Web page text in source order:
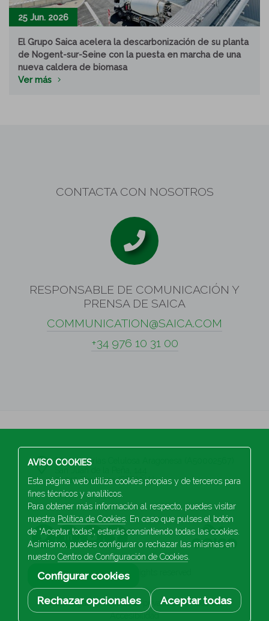
25 Jun. 2026
El Grupo Saica acelera la descarbonización de su planta
de Nogent-sur-Seine con la puesta en marcha de una
nueva caldera de biomasa
Ver más
CONTACTA CON NOSOTROS
RESPONSABLE DE COMUNICACIÓN Y
PRENSA DE SAICA
COMMUNICATION@SAICA.COM
+34 976 10 31 00
S.A Industrias Celulosa Aragonesa (A50002567)
50015 Zaragoza (ESPAÑA)
+34 976 103 100
2026 Saica. All rights reserved
Aviso Legal Política de privacidad
Cookies
Accesibilidad
AVISO COOKIES
Esta página web utiliza cookies propias y de terceros para
fines técnicos y analíticos.
Para obtener más información al respecto, puedes visitar
nuestra Política de Cookies . En caso que pulses el botón
de “Aceptar todas”, estarás consintiendo todas las cookies.
Asimismo, puedes configurar o rechazar las mismas en
nuestro Centro de Configuración de Cookies
Configurar cookies
Rechazar opcionales
Aceptar todas